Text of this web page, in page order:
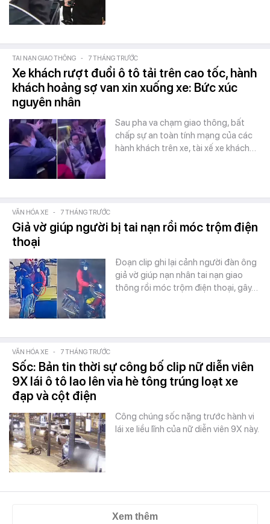
TAI NẠN GIAO THÔNG - 7 THÁNG TRƯỚC
Xe khách rượt đuổi ô tô tải trên cao tốc, hành
khách hoảng sợ van xin xuống xe: Bức xúc
nguyên nhân
Sau pha va chạm giao thông, bất
chấp sự an toàn tính mạng của các
hành khách trên xe, tài xế xe khách…
VĂN HÓA XE - 7 THÁNG TRƯỚC
Giả vờ giúp người bị tai nạn rồi móc trộm điện
thoại
Đoạn clip ghi lại cảnh người đàn ông
giả vờ giúp nạn nhân tai nạn giao
thông rồi móc trộm điện thoại, gây…
VĂN HÓA XE - 7 THÁNG TRƯỚC
Sốc: Bản tin thời sự công bố clip nữ diễn viên
9X lái ô tô lao lên vỉa hè tông trúng loạt xe
đạp và cột điện
Công chúng sốc nặng trước hành vi
lái xe liều lĩnh của nữ diễn viên 9X này.
Xem thêm